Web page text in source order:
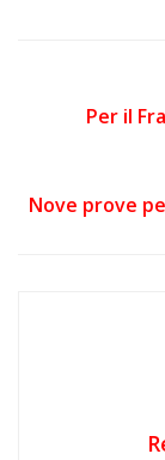
Per il
Nove prove